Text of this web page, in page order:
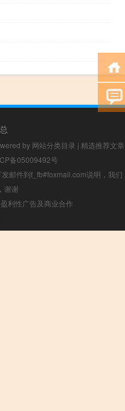
by 网站分类目录 | 精选推荐文章
备05009492号
邮件到f_fb#foxmail.com说明，我们
谢谢
利性广告及商业合作